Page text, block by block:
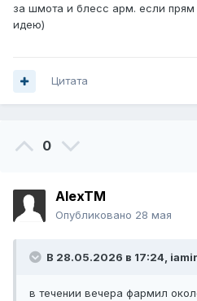
за шмота и блесс арм. если прям
идею)
Цитата
0
AlexTM
Опубликовано 28 мая
В 28.05.2026 в 17:24,
в течении вечера фармил